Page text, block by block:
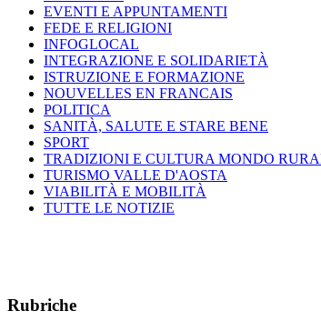
EVENTI E APPUNTAMENTI
FEDE E RELIGIONI
INFOGLOCAL
INTEGRAZIONE E SOLIDARIETÀ
ISTRUZIONE E FORMAZIONE
NOUVELLES EN FRANCAIS
POLITICA
SANITÀ, SALUTE E STARE BENE
SPORT
TRADIZIONI E CULTURA MONDO
TURISMO VALLE D'AOSTA
VIABILITÀ E MOBILITÀ
TUTTE LE NOTIZIE
Rubriche